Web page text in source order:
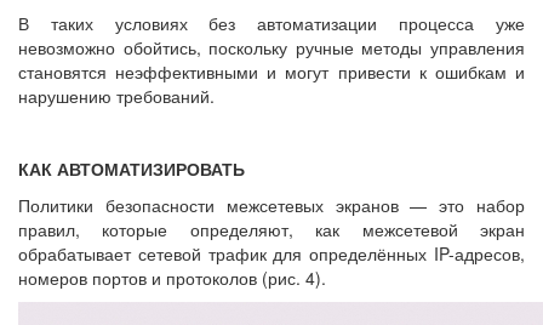
В таких условиях без автоматизации процесса уже
невозможно обойтись, поскольку ручные методы управления
становятся неэффективными и могут привести к ошибкам и
нарушению требований.
КАК АВТОМАТИЗИРОВАТЬ
Политики безопасности межсетевых экранов — это набор
правил, которые определяют, как межсетевой экран
обрабатывает сетевой трафик для определённых IP-адресов,
номеров портов и протоколов (рис. 4).